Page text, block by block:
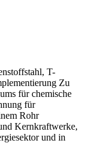
T-
Zu
für chemische
für
Rohr
Kernkraftwerke,
und in